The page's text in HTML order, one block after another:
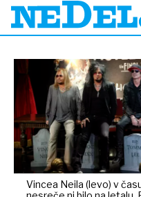
Vincea Neila (levo) v